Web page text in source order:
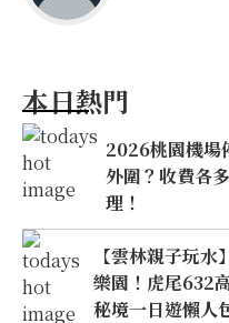
本日熱門
2026桃園機場
外圍？收費各
理！
【雲林親子玩
樂園！虎尾632
秘境一日遊懶人